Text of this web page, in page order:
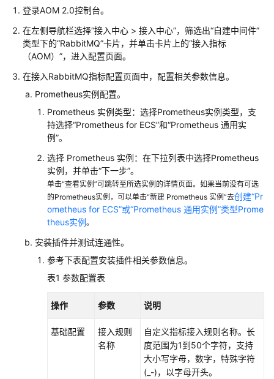
户
指
南
最
考
登录AOM 2.0控制台。
在左侧导航栏选择“接入中心 > 接入中心”，筛选出“自建中间件”
类型下的“RabbitMQ”卡片，并单击卡片上的“接入指标
（AOM）”，进入配置页面。
在接入RabbitMQ指标配置页面中，配置相关参数信息。
Prometheus实例配置。
Prometheus 实例类型：选择Prometheus实例类型，支
持选择“Prometheus for ECS”和“Prometheus 通用实
例”。
选择 Prometheus 实例：在下拉列表中选择Prometheus
实例，并单击“下一步”。
单击“查看实例”可跳转至所选实例的详情页面。如果当前没有可选
的Prometheus实例，可以单击“新建 Prometheus 实例”去创建“Pr
ometheus for ECS”或“Prometheus 通用实例”类型Prome
theus实例。
安装插件并测试连通性。
参考下表配置安装插件相关参数信息。
表1 参数配置表
操作 参数 说明
基础配置
接入规则
名称
自定义指标接入规则名称。长
度范围为1到50个字符，支持
大小写字母，数字，特殊字符
(_-)，以字母开头。